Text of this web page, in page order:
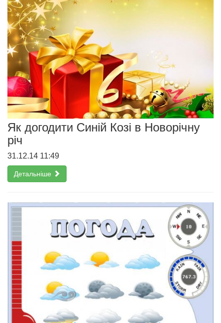
Як догодити Синій Козі в Новорічну
річ
31.12.14 11:49
Детальніше